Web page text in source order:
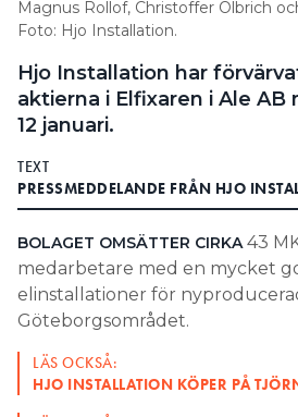
Search for:
SEARCH
Magnus Rollof, Christoffer Olbrich
Foto: Hjo Installation.
Hjo Installation har
aktierna i Elfixaren i Ale
12 januari.
TEXT
PRESSMEDDELANDE FRÅN HJO
BOLAGET OMSÄTTER CIRKA43
medarbetare med en mycket
elinstallationer för
Göteborgsområdet.
LÄS OCKSÅ:
HJO INSTALLATION KÖPER PÅ